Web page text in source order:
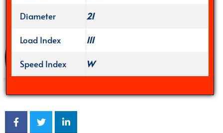
Diameter
21
Load Index
111
Speed Index
W